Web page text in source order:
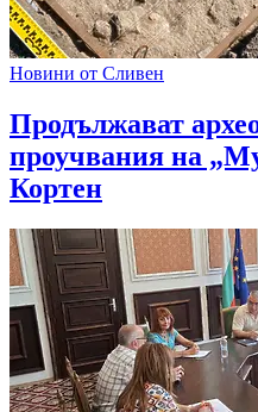
Новини от Сливен
Продължават
проучвания на
Кортен